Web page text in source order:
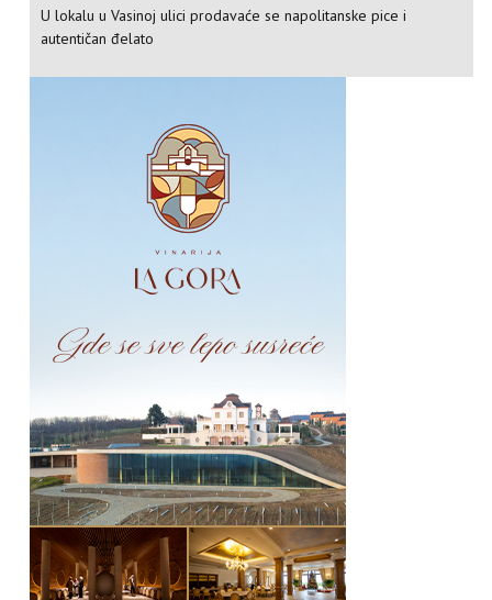
U lokalu u Vasinoj ulici prodavaće se napolitanske pice i
autentičan đelato